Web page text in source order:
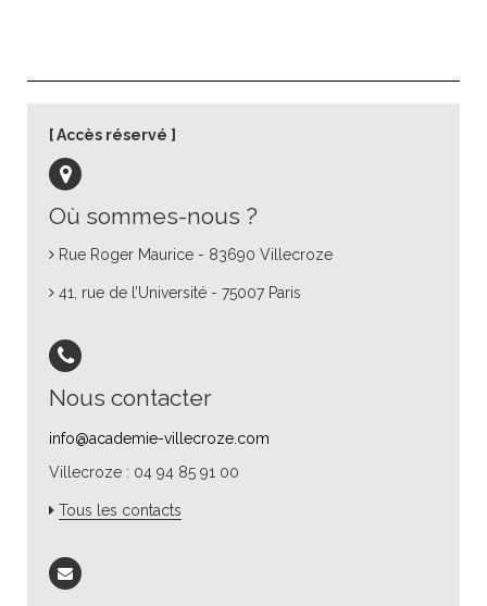
Où sommes-nous ?
Rue Roger Maurice - 83690 Villecroze
41, rue de l’Université - 75007 Paris
Nous contacter
info@academie-villecroze.com
Villecroze : 04 94 85 91 00
Tous les contacts
Accès réservé